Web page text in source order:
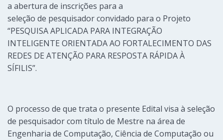
a abertura de inscrições para a
seleção de pesquisador convidado para o Projeto
“PESQUISA APLICADA PARA INTEGRAÇÃO
INTELIGENTE ORIENTADA AO FORTALECIMENTO DAS
REDES DE ATENÇÃO PARA RESPOSTA RÁPIDA À
SÍFILIS”.
O processo de que trata o presente Edital visa à seleção
de pesquisador com título de Mestre na área de
Engenharia de Computação, Ciência de Computação ou